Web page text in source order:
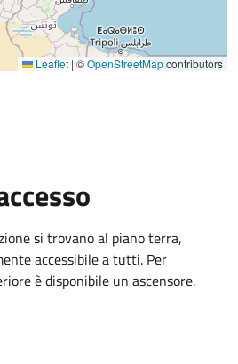
Leaflet | ©OpenStreetMapcontributors
si trovano al piano terra,
accessibile a tutti. Per
è disponibile un ascensore.